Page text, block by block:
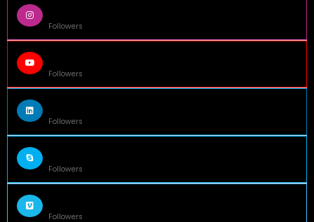
Followers
Followers
Followers
Followers
Followers